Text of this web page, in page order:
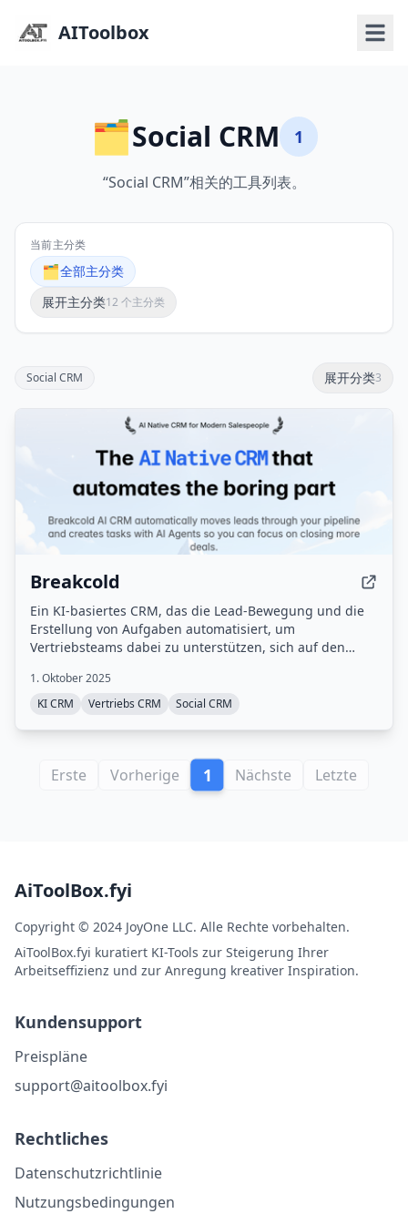
AIToolbox
🗂️Social CRM 1
“Social CRM”相关的工具列表。
当前主分类
🗂️全部主分类
展开主分类12 个主分类
Social CRM 展开分类3
Breakcold
Ein KI-basiertes CRM, das die Lead-Bewegung und die
Erstellung von Aufgaben automatisiert, um
Vertriebsteams dabei zu unterstützen, sich auf den
1. Oktober 2025
KI CRM
Vertriebs CRM Social CRM
Erste Vorherige 1 Nächste Letzte
AiToolBox.fyi
Copyright © 2024 JoyOne LLC. Alle Rechte vorbehalten.
AiToolBox.fyi kuratiert KI-Tools zur Steigerung Ihrer
Arbeitseffizienz und zur Anregung kreativer Inspiration.
Kundensupport
Preispläne
support@aitoolbox.fyi
Rechtliches
Datenschutzrichtlinie
Nutzungsbedingungen